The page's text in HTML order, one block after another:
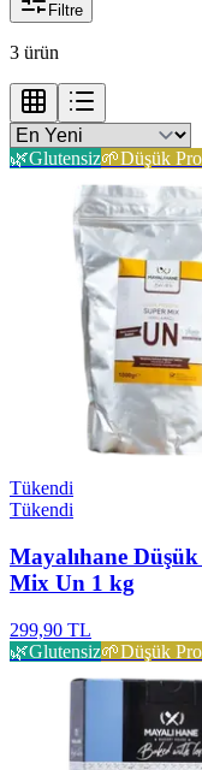
Filtre
3 ürün
🌿Glutensiz🌱Düşük
Tükendi
Tükendi
Mayalıhane
Mix Un 1 kg
299,90 TL
🌿Glutensiz🌱Düşük